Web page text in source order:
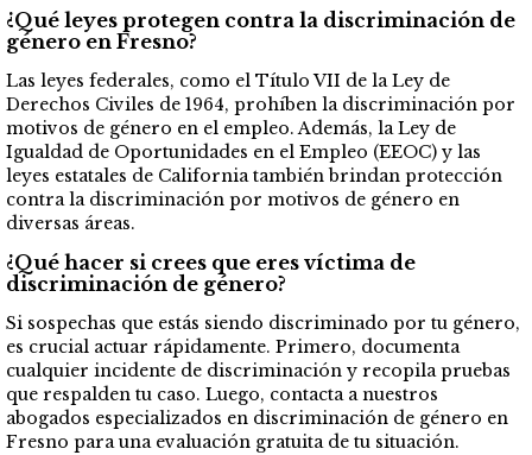
¿Qué leyes protegen contra la discriminación de
género en Fresno?
Las leyes federales, como el Título VII de la Ley de
Derechos Civiles de 1964, prohíben la discriminación por
motivos de género en el empleo. Además, la Ley de
Igualdad de Oportunidades en el Empleo (EEOC) y las
leyes estatales de California también brindan protección
contra la discriminación por motivos de género en
diversas áreas.
¿Qué hacer si crees que eres víctima de
discriminación de género?
Si sospechas que estás siendo discriminado por tu género,
es crucial actuar rápidamente. Primero, documenta
cualquier incidente de discriminación y recopila pruebas
que respalden tu caso. Luego, contacta a nuestros
abogados especializados en discriminación de género en
Fresno para una evaluación gratuita de tu situación.